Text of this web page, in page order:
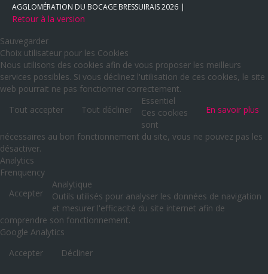
AGGLOMÉRATION DU BOCAGE BRESSUIRAIS2026
Retour à la version
Sauvegarder
Choix utilisateur pour les Cookies
Nous utilisons des cookies afin de vous proposer les meilleurs
services possibles. Si vous déclinez l'utilisation de ces cookies, le site
web pourrait ne pas fonctionner correctement.
Tout accepter
Tout décliner En savoir plus
Essentiel
Ces cookies
sont
nécessaires au bon fonctionnement du site, vous ne pouvez pas les
désactiver.
Analytics
Frenquency
Accepter
Analytique
Outils utilisés pour analyser les données de navigation
et mesurer l'efficacité du site internet afin de
comprendre son fonctionnement.
Google Analytics
Accepter
Décliner